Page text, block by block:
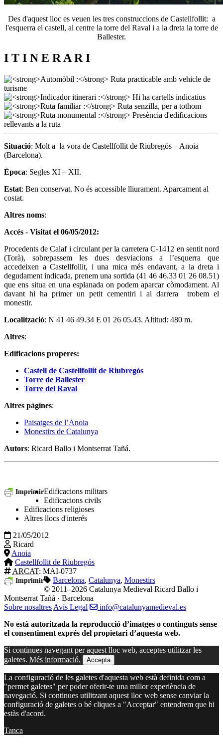
Des d'aquest lloc es veuen les tres construccions de Castellfollit: a
l'esquerra el castell, al centre la torre del Raval i a la dreta la torre de
Ballester.
I T I N E R A R I
Situació: Molt a la vora de Castellfollit de Riubregós – Anoia
(Barcelona).
Època: Segles XI – XII.
Estat: Ben conservat. No és accessible lliurament. Aparcament al
costat.
Altres noms:
Accés - Visitat el 06/05/2012:
Procedents de Calaf i circulant per la carretera C-1412 en sentit nord
(Torà), sobrepassem les dues desviacions a l’esquerra que
accedeixen a Castellfollit, i una mica més endavant, a la dreta i
degudament indicada, prenem una sortida (41 46 46.33 01 26 08.51)
que ens situa en una esplanada on podem aparcar còmodament. Al
davant hi ha primer un petit cementiri i al darrera trobem el
monestir.
Localització: N 41 46 49.34 E 01 26 05.43. Altitud: 480 m.
Altres:
Edificacions properes:
Castell de Castellfollit de Riubregós
Torre de Ballester
Torre del Raval
Altres pàgines:
Paisatges de l’Anoia
Monestirs de Catalunya
Autors: Ricard Ballo i Montserrat Tañá.
ImprimirEdificacions militars
Edificacions civils
Edificacions religioses
Altres llocs d'interés
21/05/2012
Ricard
Anoia
Castellfollit de Riubregós
ARCAT: MAI-0737
Imprimir Barcelona, Catalunya, Monestirs
© 2011–2026 Catalunya Medieval Ricard Ballo i
Montserrat Tañá · Barcelona
Sobre nosaltres Avís Legal
info@catalunyamedieval.es
No està autoritzada la reproducció d’imatges o continguts sense
el consentiment exprés del propietari d’aquesta web.
Si continues navegant per aquest lloc web, acceptes utilitzar les
galetes. Més informació. Accepta
La configuració de les galetes d'aquesta web està definida com a
"permet galetes" per poder oferir-te una millor experiència de
navegació. Si continues utilitzant aquest lloc web sense canviar la
configuració de galetes o bé cliques a "Acceptar" entendrem que hi
estàs d'acord.
Tanca